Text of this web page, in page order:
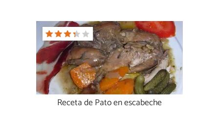
Receta de Pato en escabeche